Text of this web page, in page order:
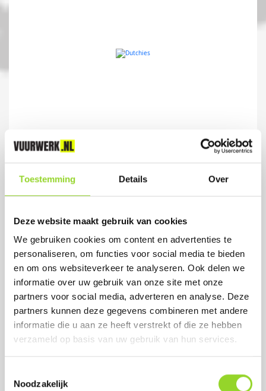
Toestemming Details Over
Deze website maakt gebruik van cookies
We gebruiken cookies om content en advertenties te
personaliseren, om functies voor social media te bieden
en om ons websiteverkeer te analyseren. Ook delen we
informatie over uw gebruik van onze site met onze
partners voor social media, adverteren en analyse. Deze
partners kunnen deze gegevens combineren met andere
informatie die u aan ze heeft verstrekt of die ze hebben
verzameld op basis van uw gebruik van hun services.
Noodzakelijk
DUTCHIES
4 fonteinen
Artikelnummer: 1010
€ 2,99